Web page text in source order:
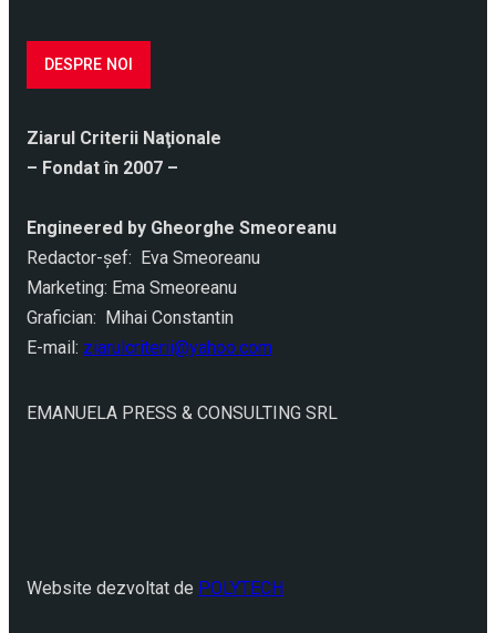
DESPRE NOI
Ziarul Criterii Naţionale
– Fondat în 2007 –
Engineered by Gheorghe Smeoreanu
Redactor-şef: Eva Smeoreanu
Marketing: Ema Smeoreanu
Grafician: Mihai Constantin
E-mail: ziarulcriterii@yahoo.com
EMANUELA PRESS & CONSULTING SRL
Website dezvoltat de POLYTECH